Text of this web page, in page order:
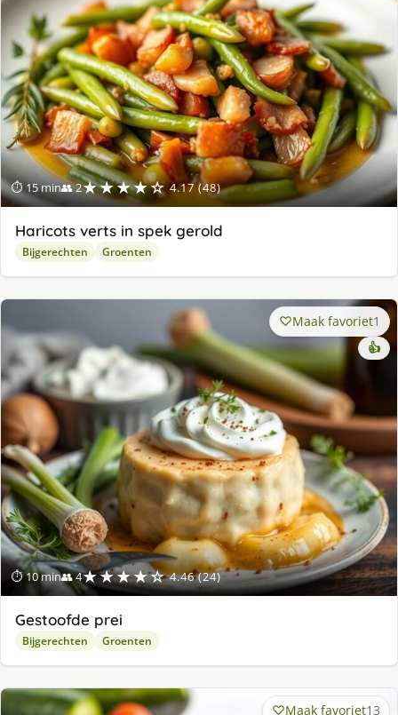
⏱ 15 min👥 2★★★★☆ 4.17 (48)
Haricots verts in spek gerold
Bijgerechten Groenten
⏱ 10 min👥 4★★★★☆ 4.46 (24)
Maak favoriet1
👍
Gestoofde prei
Bijgerechten Groenten
Maak favoriet13